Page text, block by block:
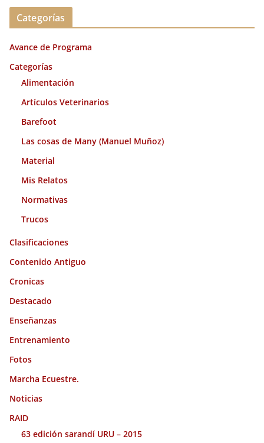
c
v
o
Categorías
Avance de Programa
Categorías
Alimentación
Artículos Veterinarios
Barefoot
Las cosas de Many (Manuel Muñoz)
Material
Mis Relatos
Normativas
Trucos
Clasificaciones
Contenido Antiguo
Cronicas
Destacado
Enseñanzas
Entrenamiento
Fotos
Marcha Ecuestre.
Noticias
RAID
63 edición sarandí URU – 2015